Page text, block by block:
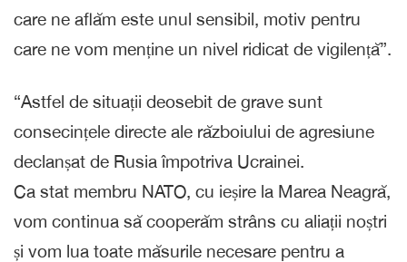
care ne aflăm este unul sensibil, motiv pentru
care ne vom menține un nivel ridicat de vigilență”.
“Astfel de situații deosebit de grave sunt
consecințele directe ale războiului de agresiune
declanșat de Rusia împotriva Ucrainei.
Ca stat membru NATO, cu ieșire la Marea Neagră,
vom continua să cooperăm strâns cu aliații noștri
și vom lua toate măsurile necesare pentru a